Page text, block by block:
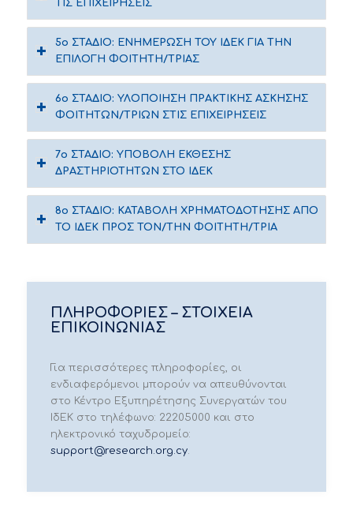
ΤΙΣ ΕΠΙΧΕΙΡΗΣΕΙΣ
5ο ΣΤΑΔΙΟ: ΕΝΗΜΕΡΩΣΗ ΤΟΥ ΙΔΕΚ ΓΙΑ ΤΗΝ
ΕΠΙΛΟΓΗ ΦΟΙΤΗΤΗ/ΤΡΙΑΣ
6ο ΣΤΑΔΙΟ: ΥΛΟΠΟΙΗΣΗ ΠΡΑΚΤΙΚΗΣ ΑΣΚΗΣΗΣ
ΦΟΙΤΗΤΩΝ/ΤΡΙΩΝ ΣΤΙΣ ΕΠΙΧΕΙΡΗΣΕΙΣ
7ο ΣΤΑΔΙΟ: ΥΠΟΒΟΛΗ ΕΚΘΕΣΗΣ
ΔΡΑΣΤΗΡΙΟΤΗΤΩΝ ΣΤΟ ΙΔΕΚ
8ο ΣΤΑΔΙΟ: ΚΑΤΑΒΟΛΗ ΧΡΗΜΑΤΟΔΟΤΗΣΗΣ ΑΠΟ
ΤΟ ΙΔΕΚ ΠΡΟΣ ΤΟΝ/ΤΗΝ ΦΟΙΤΗΤΗ/ΤΡΙΑ
ΠΛΗΡΟΦΟΡΙΕΣ – ΣΤΟΙΧΕΙΑ
ΕΠΙΚΟΙΝΩΝΙΑΣ
Για περισσότερες πληροφορίες, οι
ενδιαφερόμενοι μπορούν να απευθύνονται
στο Κέντρο Εξυπηρέτησης Συνεργατών του
ΙδΕΚ στο τηλέφωνο: 22205000 και στο
ηλεκτρονικό ταχυδρομείο:
support@research.org.cy.